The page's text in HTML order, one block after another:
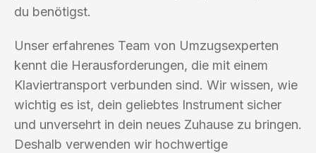
du benötigst.
Unser erfahrenes Team von Umzugsexperten
kennt die Herausforderungen, die mit einem
Klaviertransport verbunden sind. Wir wissen, wie
wichtig es ist, dein geliebtes Instrument sicher
und unversehrt in dein neues Zuhause zu bringen.
Deshalb verwenden wir hochwertige